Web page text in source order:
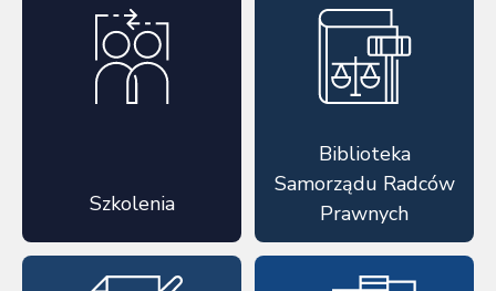
Szkolenia
Biblioteka
Samorządu Radców
Prawnych